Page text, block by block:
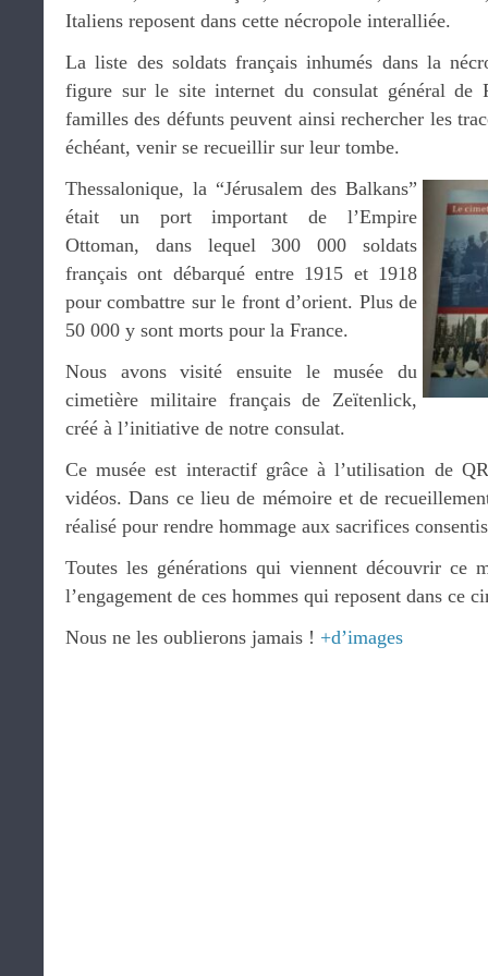
Italiens reposent dans cette nécropole interalliée.
La liste des soldats français inhumés dans la
figure sur le site internet du consulat général de
familles des défunts peuvent ainsi rechercher les
échéant, venir se recueillir sur leur tombe.
Thessalonique, la “Jérusalem des Balkans”
était un port important de l’Empire
Ottoman, dans lequel 300 000 soldats
français ont débarqué entre 1915 et 1918
pour combattre sur le front d’orient. Plus de
50 000 y sont morts pour la France.
Nous avons visité ensuite le musée du
cimetière militaire français de Zeïtenlick,
créé à l’initiative de notre consulat.
Ce musée est interactif grâce à l’utilisation de
vidéos. Dans ce lieu de mémoire et de
réalisé pour rendre hommage aux sacrifices
Toutes les générations qui viennent découvrir ce
l’engagement de ces hommes qui reposent dans ce
Nous ne les oublierons jamais ! +d’images